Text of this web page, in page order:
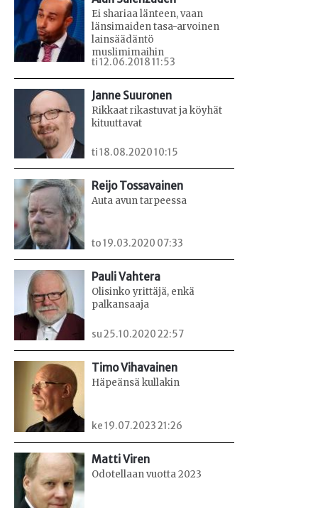
Ei shariaa länteen, vaan
länsimaiden tasa-arvoinen
lainsäädäntö
muslimimaihin
ti 12.06.2018 11:53
Janne Suuronen
Rikkaat rikastuvat ja köyhät
kituuttavat
ti 18.08.2020 10:15
Reijo Tossavainen
Auta avun tarpeessa
to 19.03.2020 07:33
Pauli Vahtera
Olisinko yrittäjä, enkä
palkansaaja
su 25.10.2020 22:57
Timo Vihavainen
Häpeänsä kullakin
ke 19.07.2023 21:26
Matti Viren
Odotellaan vuotta 2023